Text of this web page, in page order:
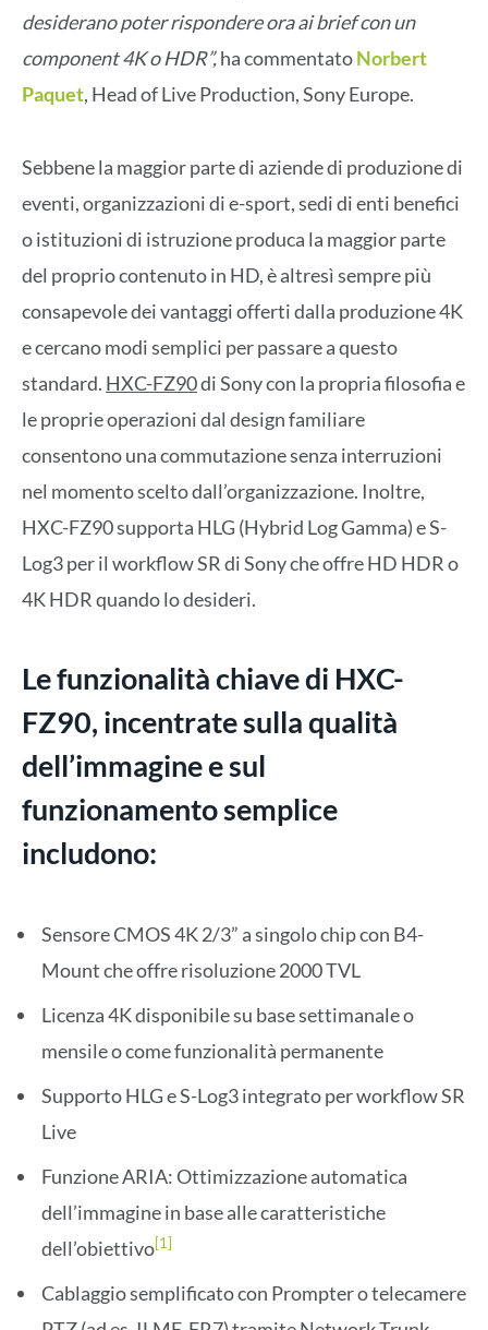
desiderano poter rispondere ora ai brief con un
component 4K o HDR”,ha commentatoNorbert
Paquet, Head of Live Production, Sony Europe.
Sebbene la maggior parte di aziende di produzione di
eventi, organizzazioni di e-sport, sedi di enti benefici
o istituzioni di istruzione produca la maggior parte
del proprio contenuto in HD, è altresì sempre più
consapevole dei vantaggi offerti dalla produzione 4K
e cercano modi semplici per passare a questo
standard. HXC-FZ90di Sony con la propria filosofia e
le proprie operazioni dal design familiare
consentono una commutazione senza interruzioni
nel momento scelto dall’organizzazione. Inoltre,
HXC-FZ90 supporta HLG (Hybrid Log Gamma) e S-
Log3 per il workflow SR di Sony che offre HD HDR o
4K HDR quando lo desideri.
Le funzionalità chiave di HXC-
FZ90, incentrate sulla qualità
dell’immagine e sul
funzionamento semplice
includono:
Sensore CMOS 4K 2/3” a singolo chip con B4-
Mount che offre risoluzione 2000 TVL
Licenza 4K disponibile su base settimanale o
mensile o come funzionalità permanente
Supporto HLG e S-Log3 integrato per workflow SR
Live
Funzione ARIA: Ottimizzazione automatica
dell’immagine in base alle caratteristiche
dell’obiettivo [1]
Cablaggio semplificato con Prompter o telecamere